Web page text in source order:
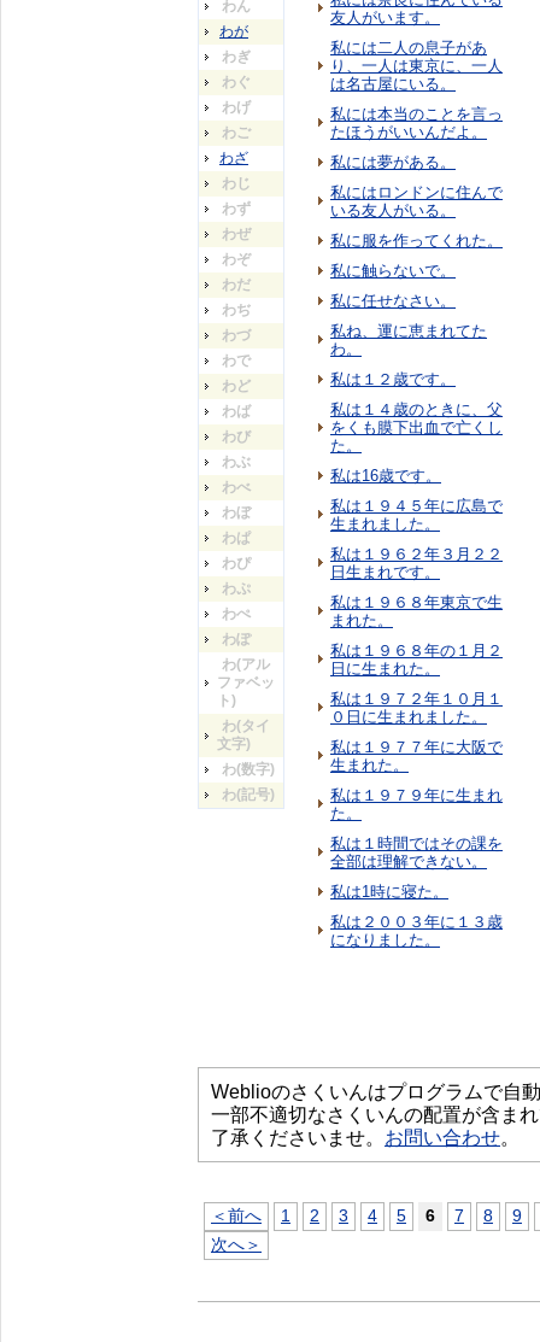
わん
わが
わぎ
わぐ
わげ
わご
わざ
わじ
わず
わぜ
わぞ
わだ
わぢ
わづ
わで
わど
わば
わび
わぶ
わべ
わぼ
わぱ
わぴ
わぷ
わぺ
わぽ
わ(アル
ファベッ
ト)
わ(タイ
文字)
わ(数字)
わ(記号)
友人がいます。
私には二人の息子があ
り、一人は東京に、一人
は名古屋にいる。
私には本当のことを言っ
たほうがいいんだよ。
私には夢がある。
私にはロンドンに住んで
いる友人がいる。
私に服を作ってくれた。
私に触らないで。
私に任せなさい。
私ね、運に恵まれてた
わ。
私は１２歳です。
私は１４歳のときに、父
をくも膜下出血で亡くし
た。
私は16歳です。
私は１９４５年に広島で
生まれました。
私は１９６２年３月２２
日生まれです。
私は１９６８年東京で生
まれた。
私は１９６８年の１月２
日に生まれた。
私は１９７２年１０月１
０日に生まれました。
私は１９７７年に大阪で
生まれた。
私は１９７９年に生まれ
た。
私は１時間ではその課を
全部は理解できない。
私は1時に寝た。
私は２００３年に１３歳
になりました。
Weblioのさくいんはプログラムで自
一部不適切なさくいんの配置が含ま
了承くださいませ。 お問い合わせ。
＜前へ 1 2 3 4 5 6 7 8
9
次へ＞